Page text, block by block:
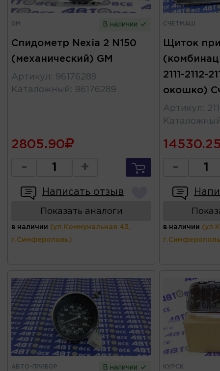
GM В наличии
Спидометр Nexia 2 N150
(механический) GM
Артикул : 96176289
Каталожный : 96176289
2805.90
- +
Написать отзыв
Показать аналоги
в наличии (ул.Коммунальная 43,
г.Симферополь)
СЧЕТМАШ
Щиток
2111-2112-
окошко)
Артикул :
-
в наличии
АВТО-ПРИБОР В наличии КУРСК